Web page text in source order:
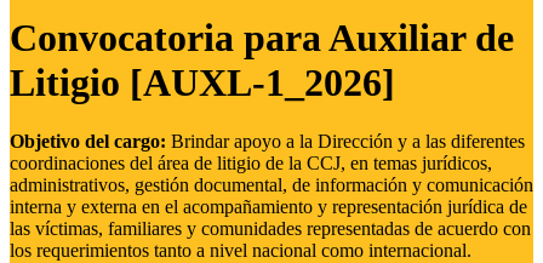
Convocatoria para Auxiliar de
Litigio [AUXL-1_2026]
Objetivo del cargo: Brindar apoyo a la Dirección y a las diferentes
coordinaciones del área de litigio de la CCJ, en temas jurídicos,
administrativos, gestión documental, de información y comunicación
interna y externa en el acompañamiento y representación jurídica de
las víctimas, familiares y comunidades representadas de acuerdo con
los requerimientos tanto a nivel nacional como internacional.